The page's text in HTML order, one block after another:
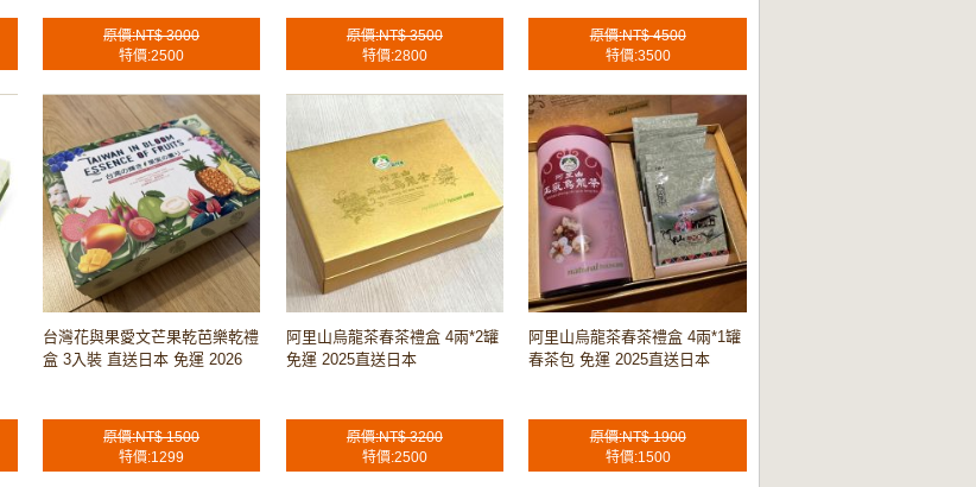
原價:NT$ 3000
特價:2500
原價:NT$ 3500
特價:2800
原價:NT$ 4500
特價:3500
台灣花與果愛文芒果乾芭樂乾禮
盒 3入裝 直送日本 免運 2026
原價:NT$ 1500
特價:1299
阿里山烏龍茶春茶禮盒 4兩*2罐
免運 2025直送日本
原價:NT$ 3200
特價:2500
阿里山烏龍茶春茶禮盒 4兩*1罐
春茶包 免運 2025直送日本
原價:NT$ 1900
特價:1500